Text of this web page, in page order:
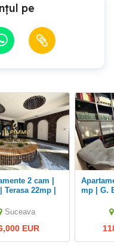
pe
Terasa 22mp |
Suceava
EUR
Apartament 2 camere | 71
mp | G.